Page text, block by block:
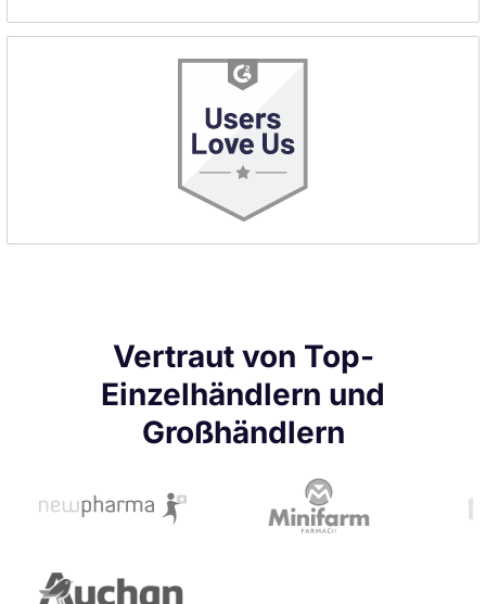
Vertraut von Top-
Einzelhändlern und
Großhändlern